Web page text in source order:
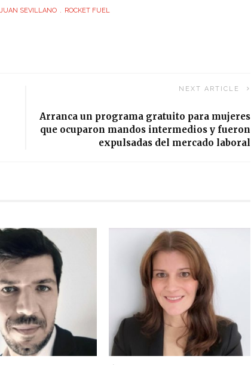
JUAN SEVILLANO ROCKET FUEL
NEXT ARTICLE
Arranca un programa gratuito para mujeres
que ocuparon mandos intermedios y fueron
expulsadas del mercado laboral